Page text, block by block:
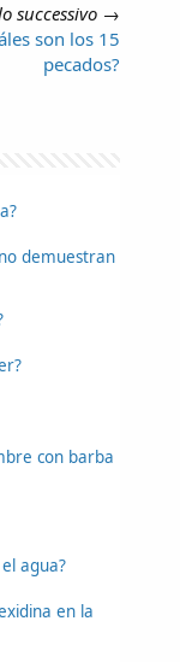
successivo →
son los 15
pecados?
demuestran
con barba
agua?
en la